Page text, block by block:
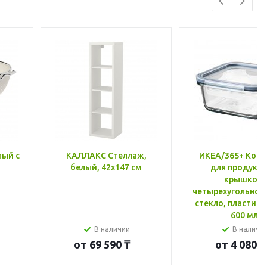
с
КАЛЛАКС Стеллаж,
белый, 42x147 см
В наличии
от 69 590 ₸
ИКЕА/365+
для
крышкой,
стекло, пластик
600 мл
В
от 4 080 ₸